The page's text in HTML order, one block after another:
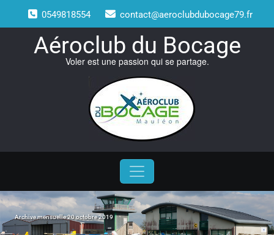
content
0549818554 contact@aeroclubdubocage79.fr
Aéroclub du Bocage
Voler est une passion qui se partage.
Archive mensuelle 20 octobre 2019